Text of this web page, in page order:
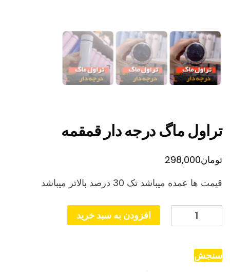
تراول ماگ درجه دار قمقمه
تومان298,000
قیمت ها عمده میباشد تک 30 درصد بالاتر میباشد
ماگ
دار
افزودن به سبد خرید
سنجش